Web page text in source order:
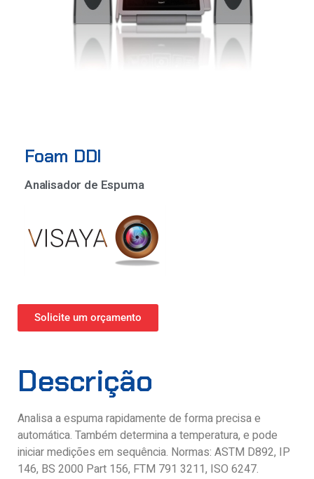
Foam DDI
Analisador de Espuma
Solicite um orçamento
Descrição
Analisa a espuma rapidamente de forma precisa e
automática. Também determina a temperatura, e pode
iniciar medições em sequência. Normas: ASTM D892, IP
146, BS 2000 Part 156, FTM 791 3211, ISO 6247.